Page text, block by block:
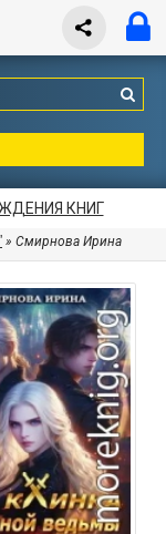
КНИГ
» Смирнова Ирина